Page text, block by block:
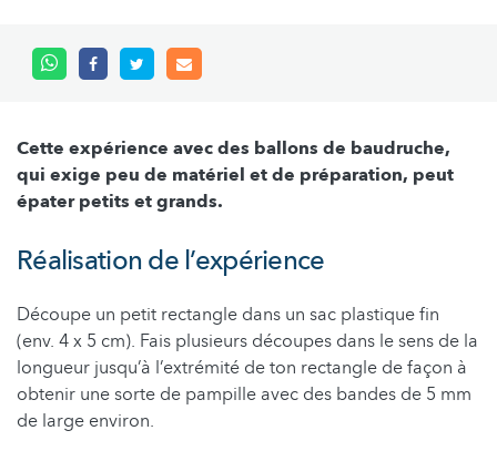
Cette expérience avec des ballons de baudruche,
qui exige peu de matériel et de préparation, peut
épater petits et grands.
Réalisation de l’expérience
Découpe un petit rectangle dans un sac plastique fin
(env. 4 x 5 cm). Fais plusieurs découpes dans le sens de la
longueur jusqu’à l’extrémité de ton rectangle de façon à
obtenir une sorte de pampille avec des bandes de 5 mm
de large environ.